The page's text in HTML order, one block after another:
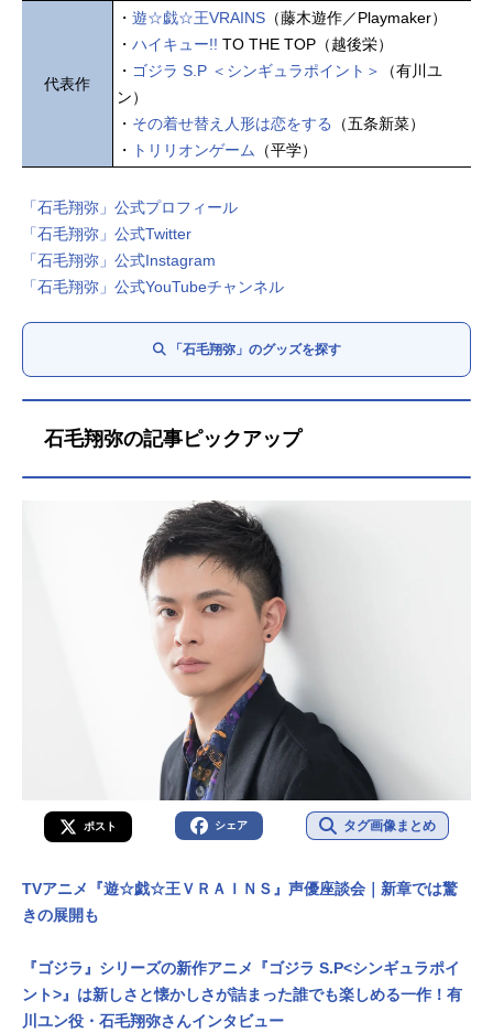
代表作
・ 遊☆戯☆王VRAINS （藤木遊作／Playmaker）
・ ハイキュー!! TO THE TOP（越後栄）
・ ゴジラ S.P ＜シンギュラポイント＞
（有川ユ
ン）
・ その着せ替え人形は恋をする
（五条新菜）
・
トリリオンゲーム （平学）
「石毛翔弥」公式プロフィール
「石毛翔弥」公式Twitter
「石毛翔弥」公式Instagram
「石毛翔弥」公式YouTubeチャンネル
「石毛翔弥」のグッズを探す
石毛翔弥の記事ピックアップ
ポスト シェア タグ画像まとめ
TVアニメ『遊☆戯☆王ＶＲＡＩＮＳ』声優座談会｜新章では驚
きの展開も
『ゴジラ』シリーズの新作アニメ『ゴジラ S.P<シンギュラポイ
ント>』は新しさと懐かしさが詰まった誰でも楽しめる一作！有
川ユン役・石毛翔弥さんインタビュー